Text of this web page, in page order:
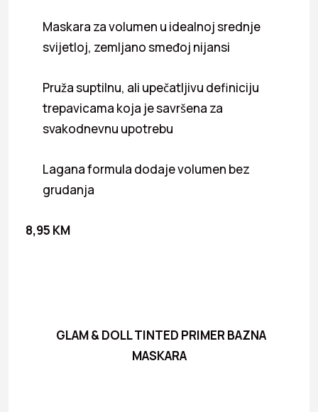
Maskara za volumen u idealnoj srednje
svijetloj, zemljano smeđoj nijansi
Pruža suptilnu, ali upečatljivu definiciju
trepavicama koja je savršena za
svakodnevnu upotrebu
Lagana formula dodaje volumen bez
grudanja
8,95 KM
GLAM & DOLL TINTED PRIMER BAZNA
MASKARA